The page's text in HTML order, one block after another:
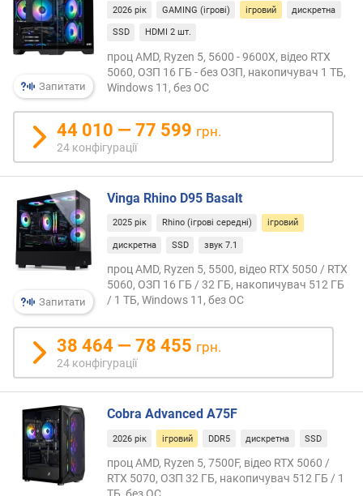
и
з
а
а
т
о
ю
д
о
д
а
в
а
н
я
з
а
к
і
ь
к
і
с
т
Запитати
2026 рік GAMING (ігрові) ігровий дискретна
SSD HDMI 2 шт.
проц AMD, Ryzen 5, 5600 - 9600X, відео RTX
5060, ОЗП 16 ГБ - без ОЗП, накопичувач 1 ТБ,
Windows 11, без ОС
44 010 — 77 599 грн.
24 конфігурації
Запитати
Vinga Rhino D95 Basalt
2025 рік Rhino (ігрові середні) ігровий
дискретна SSD звук 7.1
проц AMD, Ryzen 5, 5500, відео RTX 5050 / RTX
5060, ОЗП 16 ГБ / 32 ГБ, накопичувач 512 ГБ
/ 1 ТБ, Windows 11, без ОС
38 464 — 78 455 грн.
24 конфігурації
Cobra Advanced A75F
2026 рік ігровий DDR5 дискретна SSD
проц AMD, Ryzen 5, 7500F, відео RTX 5060 /
RTX 5070, ОЗП 32 ГБ, накопичувач 512 ГБ / 1
ТБ, без ОС